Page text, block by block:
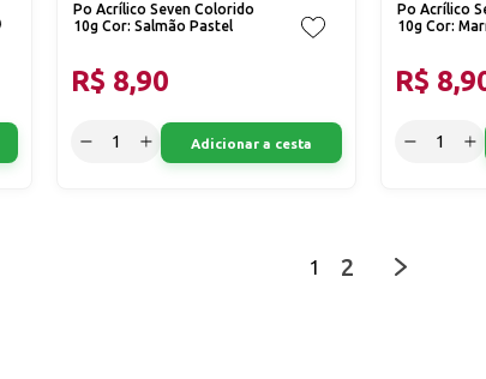
Po Acrílico Seven Colorido
10g Cor: Salmão Pastel
R$ 8,90
Adicionar a cesta
Po Acrílico
10g Cor:
R$
1 2